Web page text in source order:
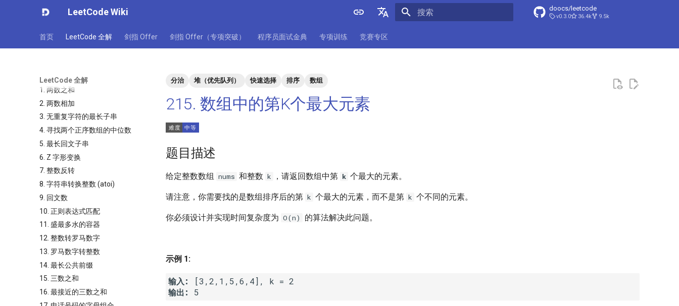
LeetCode Wiki
English
doocs/leetcode
v0.3.0 36.4k 9.5k
首页 LeetCode 全解 剑指 Offer 剑指 Offer（专项突破） 程序员面试金典 专项训练 竞赛专区
LeetCode 全解
1. 两数之和
2. 两数相加
3. 无重复字符的最长子串
4. 寻找两个正序数组的中位数
5. 最长回文子串
6. Z 字形变换
7. 整数反转
8. 字符串转换整数 (atoi)
9. 回文数
10. 正则表达式匹配
11. 盛最多水的容器
12. 整数转罗马数字
13. 罗马数字转整数
14. 最长公共前缀
15. 三数之和
16. 最接近的三数之和
分治 堆（优先队列） 快速选择 排序 数组
215. 数组中的第K个最大元素
题目描述
给定整数数组 nums 和整数 k ，请返回数组中第 k 个最大的元素。
请注意，你需要找的是数组排序后的第 k 个最大的元素，而不是第 k 个不同的元素。
你必须设计并实现时间复杂度为 O(n) 的算法解决此问题。
示例 1:
输入:
输出: